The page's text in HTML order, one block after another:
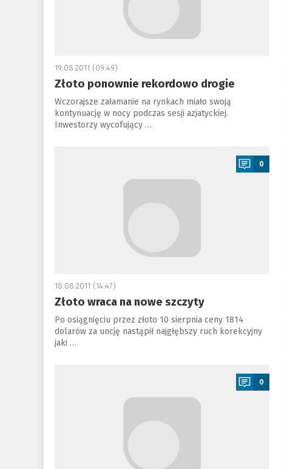
19.08.2011 (09:49)
Złoto ponownie rekordowo drogie
Wczorajsze załamanie na rynkach miało swoją
kontynuację w nocy podczas sesji azjatyckiej.
Inwestorzy wycofujący …
0
18.08.2011 (14:47)
Złoto wraca na nowe szczyty
Po osiągnięciu przez złoto 10 sierpnia ceny 1814
dolarów za uncję nastąpił najgłębszy ruch korekcyjny
jaki …
0